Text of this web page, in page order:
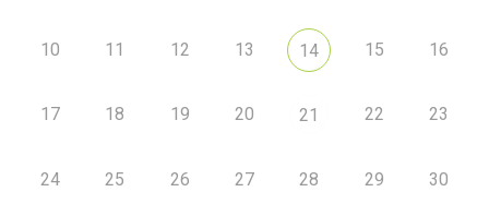
10 11 12 13 14 15 16
17 18 19 20 21 22 23
24 25 26 27 28 29 30